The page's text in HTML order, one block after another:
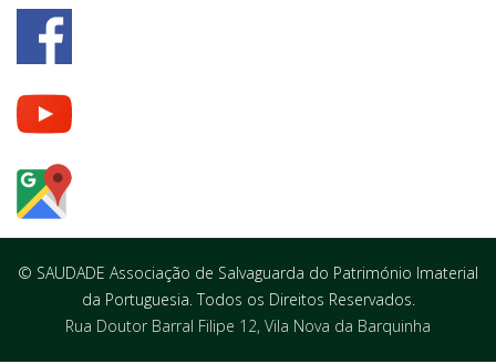
© SAUDADE Associação de Salvaguarda do Património Imaterial
da Portuguesia. Todos os Direitos Reservados.
Rua Doutor Barral Filipe 12, Vila Nova da Barquinha